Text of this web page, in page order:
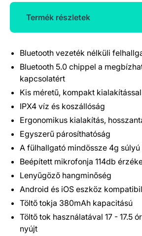
Termék részletek
Bluetooth vezeték nélküli
Bluetooth 5.0 chippel a
kapcsolatért
Kis méretű, kompakt kialakítással
IPX4 víz és koszállóság
Ergonomikus kialakítás,
Egyszerű párosíthatóság
A fülhallgató mindössze 4g súlyú
Beépített mikrofonja 114db
Lenyűgöző hangminőség
Android és iOS eszköz
Töltő tokja 380mAh kapacitású
Töltő tok használatával 17 - 17.5
nyújt